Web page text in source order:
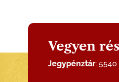
Vegyen
Jegypénztár: